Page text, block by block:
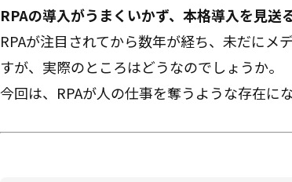
RPAの導入がうまくいかず、本格導入を見送
RPAが注目されてから数年が経ち、未だにメ
すが、実際のところはどうなのでしょうか。
今回は、RPAが人の仕事を奪うような存在に